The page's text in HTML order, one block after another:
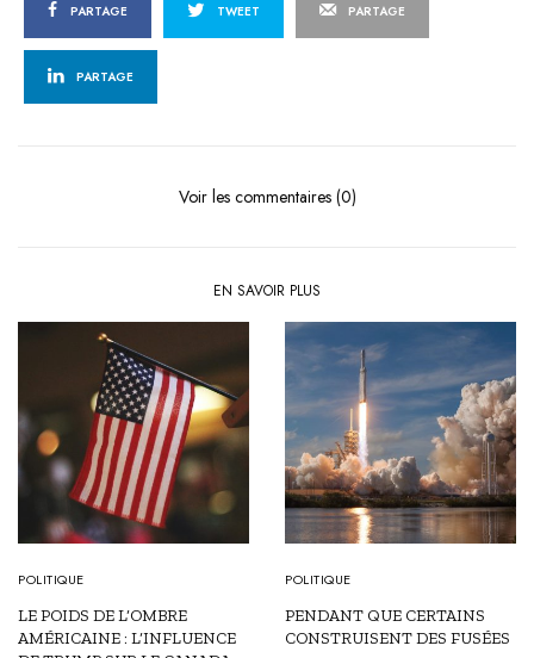
PARTAGE TWEET PARTAGE
PARTAGE
Voir les commentaires (0)
EN SAVOIR PLUS
POLITIQUE
LE POIDS DE L’OMBRE
AMÉRICAINE : L’INFLUENCE
POLITIQUE
PENDANT QUE CERTAINS
CONSTRUISENT DES FUSÉES